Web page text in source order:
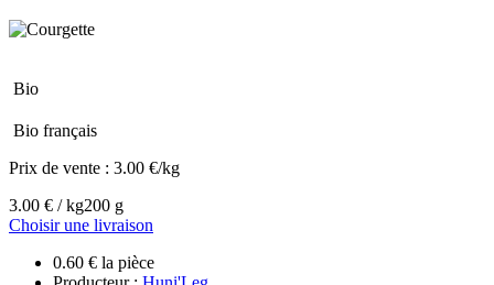
Bio
Bio français
Prix de vente : 3.00 €/kg
3.00 € / kg200 g
Choisir une livraison
0.60 € la pièce